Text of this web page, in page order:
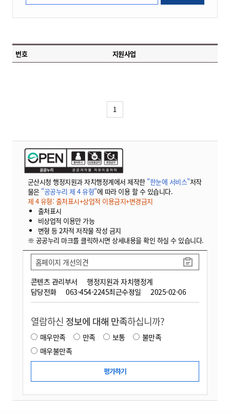
번호 지원사업
1
군산시청 행정지원과 자치행정계에서 제작한 "한눈에 서비스"저작
물은 "공공누리 제 4 유형"에 따라 이용 할 수 있습니다.
제 4 유형: 출처표시+상업적 이용금지+변경금지
출처표시
비상업적 이용만 가능
변형 등 2차적 저작물 작성 금지
※ 공공누리 마크를 클릭하시면 상세내용을 확인 하실 수 있습니다.
콘텐츠 관리부서
행정지원과 자치행정계
담당전화
063-454-2245최근수정일 2025-02-06
홈페이지 개선의견
열람하신 정보에 대해 만족하십니까?
매우만족 만족 보통
불만족
매우불만족